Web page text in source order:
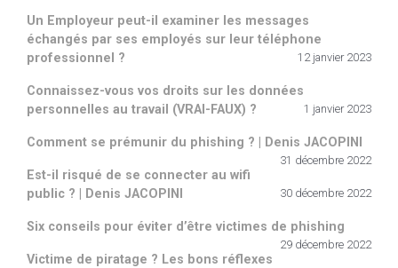
Un Employeur peut-il examiner les messages
échangés par ses employés sur leur téléphone
professionnel ?
12 janvier 2023
Connaissez-vous vos droits sur les données
personnelles au travail (VRAI-FAUX) ?
1 janvier 2023
Comment se prémunir du phishing ? | Denis JACOPINI
31 décembre 2022
Est-il risqué de se connecter au wifi
public ? | Denis JACOPINI
30 décembre 2022
Six conseils pour éviter d’être victimes de phishing
29 décembre 2022
Victime de piratage ? Les bons réflexes